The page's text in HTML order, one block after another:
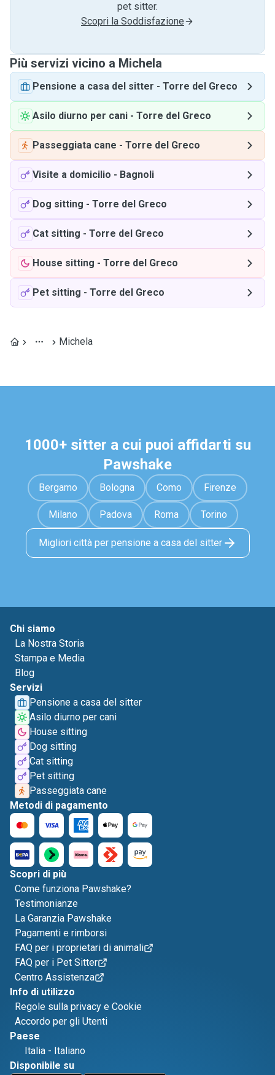
pet sitter.
Scopri la Soddisfazione
Più servizi vicino a Michela
Pensione a casa del sitter - Torre del Greco
Asilo diurno per cani - Torre del Greco
Passeggiata cane - Torre del Greco
Visite a domicilio - Bagnoli
Dog sitting - Torre del Greco
Cat sitting - Torre del Greco
House sitting - Torre del Greco
Pet sitting - Torre del Greco
Michela
1000+ sitter a cui puoi affidarti su
Pawshake
Bergamo Bologna Como Firenze
Milano Padova Roma Torino
Migliori città per pensione a casa del sitter
Chi siamo
La Nostra Storia
Stampa e Media
Blog
Servizi
Pensione a casa del sitter
Asilo diurno per cani
House sitting
Dog sitting
Cat sitting
Pet sitting
Passeggiata cane
Metodi di pagamento
Scopri di più
Come funziona Pawshake?
Testimonianze
La Garanzia Pawshake
Pagamenti e rimborsi
FAQ per i proprietari di animali
FAQ per i Pet Sitter
Centro Assistenza
Info di utilizzo
Regole sulla privacy e Cookie
Accordo per gli Utenti
Paese
Italia - Italiano
Disponibile su